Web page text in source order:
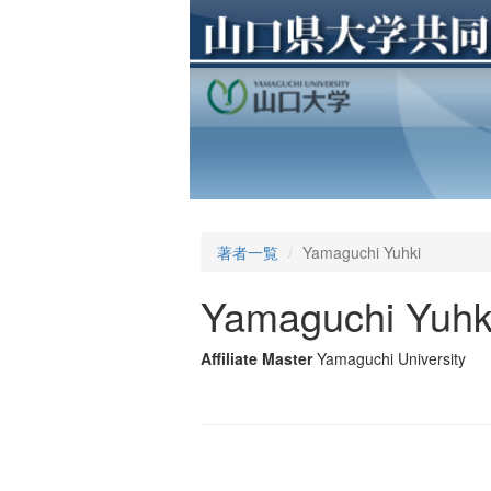
著者一覧 Yamaguchi Yuhki
Yamaguchi
Affiliate Master Yamaguchi University